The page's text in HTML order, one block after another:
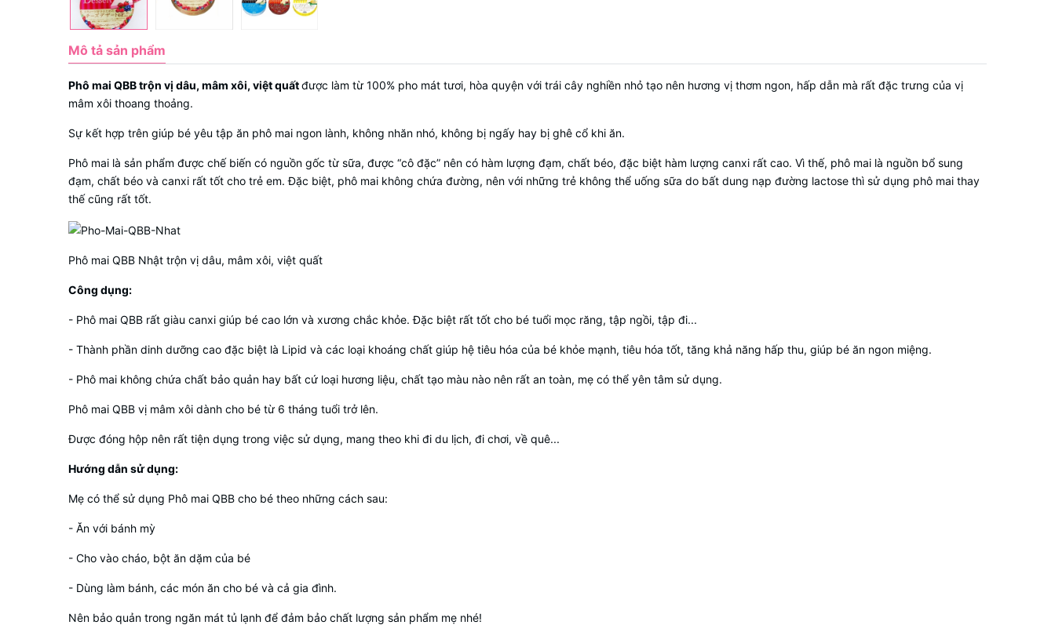
Mô tả sản phẩm
Phô mai QBB trộn vị dâu, mâm xôi, việt quấtđược làm từ 100% pho mát tươi, hòa quyện với trái cây nghiền nhỏ tạo nên hương vị thơm ngon, hấp dẫn mà rất đặc trưng của vị
mâm xôi thoang thoảng.
Sự kết hợp trên giúp bé yêu tập ăn phô mai ngon lành, không nhăn nhó, không bị ngấy hay bị ghê cổ khi ăn.
Phô mai là sản phẩm được chế biến có nguồn gốc từ sữa, được “cô đặc” nên có hàm lượng đạm, chất béo, đặc biệt hàm lượng canxi rất cao. Vì thế, phô mai là nguồn bổ sung
đạm, chất béo và canxi rất tốt cho trẻ em. Đặc biệt, phô mai không chứa đường, nên với những trẻ không thể uống sữa do bất dung nạp đường lactose thì sử dụng phô mai thay
thế cũng rất tốt.
Phô mai QBB Nhật trộn vị dâu, mâm xôi, việt quất
Công dụng:
- Phô mai QBB rất giàu canxi giúp bé cao lớn và xương chắc khỏe. Đặc biệt rất tốt cho bé tuổi mọc răng, tập ngồi, tập đi...
- Thành phần dinh dưỡng cao đặc biệt là Lipid và các loại khoáng chất giúp hệ tiêu hóa của bé khỏe mạnh, tiêu hóa tốt, tăng khả năng hấp thu, giúp bé ăn ngon miệng.
- Phô mai không chứa chất bảo quản hay bất cứ loại hương liệu, chất tạo màu nào nên rất an toàn, mẹ có thể yên tâm sử dụng.
Phô mai QBB vị mâm xôi dành cho bé từ 6 tháng tuổi trở lên.
Được đóng hộp nên rất tiện dụng trong việc sử dụng, mang theo khi đi du lịch, đi chơi, về quê...
Hướng dẫn sử dụng:
Mẹ có thể sử dụng Phô mai QBB cho bé theo những cách sau:
- Ăn với bánh mỳ
- Cho vào cháo, bột ăn dặm của bé
- Dùng làm bánh, các món ăn cho bé và cả gia đình.
Nên bảo quản trong ngăn mát tủ lạnh để đảm bảo chất lượng sản phẩm mẹ nhé!